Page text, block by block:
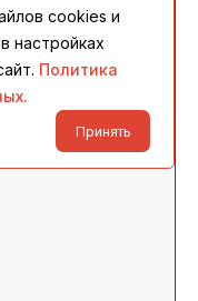
cookies и
настройках
Политика
Принять